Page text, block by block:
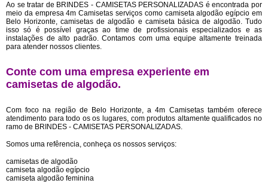
Ao se tratar de BRINDES - CAMISETAS PERSONALIZADAS é encontrada por
meio da empresa 4m Camisetas serviços como camiseta algodão egípcio em
Belo Horizonte, camisetas de algodão e camiseta básica de algodão. Tudo
isso só é possível graças ao time de profissionais especializados e as
instalações de alto padrão. Contamos com uma equipe altamente treinada
para atender nossos clientes.
Conte com uma empresa experiente em
camisetas de algodão.
Com foco na região de Belo Horizonte, a 4m Camisetas também oferece
atendimento para todo os os lugares, com produtos altamente qualificados no
ramo de BRINDES - CAMISETAS PERSONALIZADAS.
Somos uma refêrencia, conheça os nossos serviços:
camisetas de algodão
camiseta algodão egípcio
camiseta algodão feminina